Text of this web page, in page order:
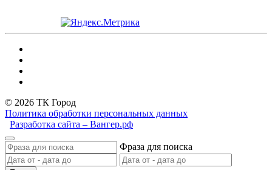
© 2026 ТК Город
Политика обработки персональных данных
Разработка сайта – Вангер.рф
Фраза для поиска